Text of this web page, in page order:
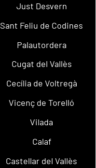
Just Desvern
Sant Feliu de Codines
Palautordera
Cugat del Vallès
Cecília de Voltregà
Vicenç de Torelló
Vilada
Calaf
Castellar del Vallès